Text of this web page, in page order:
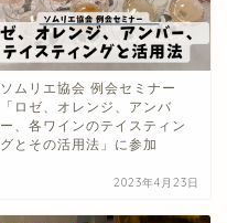
ソムリエ協会 例会セミナー
「ロゼ、オレンジ、アンバ
ー、各ワインのテイスティン
グとその活用法」に参加
2023年4月23日